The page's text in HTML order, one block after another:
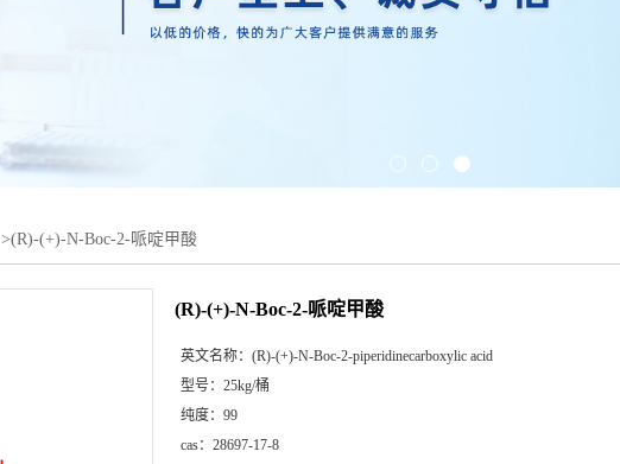
>(R)-(+)-N-Boc-2-哌啶甲酸
(R)-(+)-N-Boc-2-哌啶甲酸
英文名称： (R)-(+)-N-Boc-2-piperidinecarboxylic acid
型号： 25kg/桶
纯度： 99
cas： 28697-17-8